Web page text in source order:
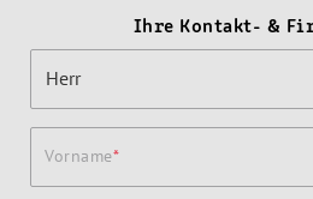
Ihre Kontakt- &
Vorname